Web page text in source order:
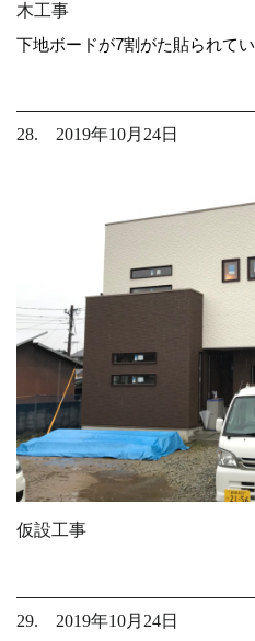
木工事
下地ボードが7割がた貼られてい
28. 2019年10月24日
仮設工事
29. 2019年10月24日